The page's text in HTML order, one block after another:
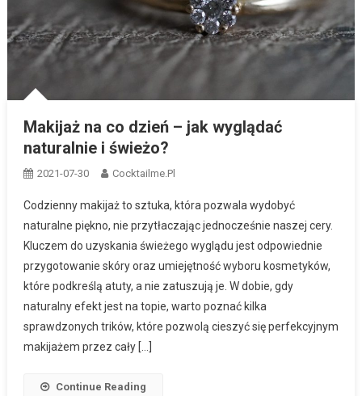
Makijaż na co dzień – jak wyglądać
naturalnie i świeżo?
2021-07-30 Cocktailme.pl
Codzienny makijaż to sztuka, która pozwala wydobyć
naturalne piękno, nie przytłaczając jednocześnie naszej cery.
Kluczem do uzyskania świeżego wyglądu jest odpowiednie
przygotowanie skóry oraz umiejętność wyboru kosmetyków,
które podkreślą atuty, a nie zatuszują je. W dobie, gdy
naturalny efekt jest na topie, warto poznać kilka
sprawdzonych trików, które pozwolą cieszyć się perfekcyjnym
makijażem przez cały […]
Continue Reading